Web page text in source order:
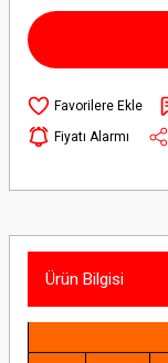
Fiyatı Alarmı
Ürün Bilgisi